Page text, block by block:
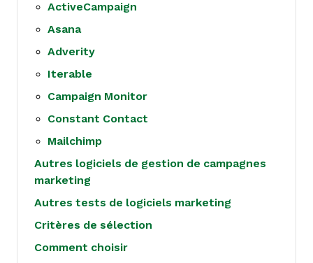
ActiveCampaign
Asana
Adverity
Iterable
Campaign Monitor
Constant Contact
Mailchimp
Autres logiciels de gestion de campagnes
marketing
Autres tests de logiciels marketing
Critères de sélection
Comment choisir